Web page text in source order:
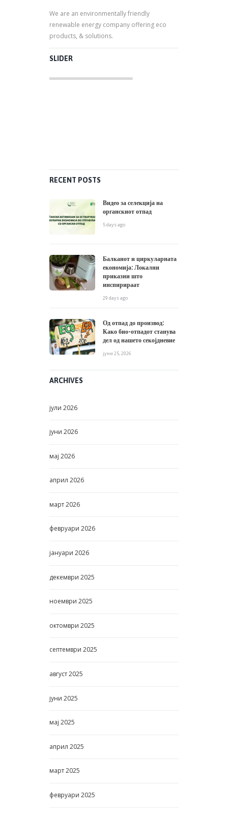
We are an environmentally friendly
renewable energy company offering eco
products, & solutions.
SLIDER
RECENT POSTS
Видео за селекција на
органскиот отпад
5 days ago
Балканот и циркуларната
економија: Локални
приказни што
инспирираат
29 days ago
Од отпад до производ:
Како био-отпадот станува
дел од нашето секојдневие
јуни 25, 2026
ARCHIVES
јули 2026
јуни 2026
мај 2026
април 2026
март2026
февруари 2026
јануари 2026
декември 2025
ноември 2025
октомври 2025
септември 2025
август2025
јуни 2025
мај 2025
април 2025
март2025
февруари 2025